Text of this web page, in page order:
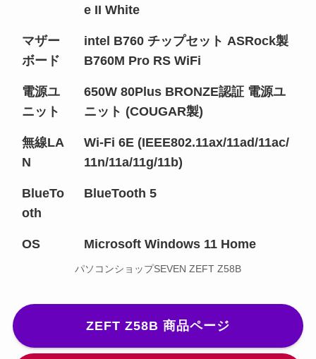
e II White
マザー
ボード
intel B760 チップセット ASRock製
B760M Pro RS WiFi
電源ユ
ニット
650W 80Plus BRONZE認証 電源ユ
ニット (COUGAR製)
無線LA
N
Wi-Fi 6E (IEEE802.11ax/11ad/11ac/
11n/11a/11g/11b)
BlueTo
oth
BlueTooth 5
OS Microsoft Windows 11 Home
パソコンショップSEVEN ZEFT Z58B
ZEFT Z58B 商品ページ